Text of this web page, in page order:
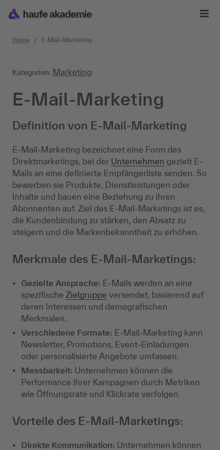
Home E-Mail-Marketing
Kategorien: Marketing
E-Mail-Marketing
Definition von E-Mail-Marketing
E-Mail-Marketing bezeichnet eine Form des
Direktmarketings, bei der Unternehmen gezielt E-
Mails an eine definierte Empfängerliste senden. So
bewerben sie Produkte, Dienstleistungen oder
Inhalte und bauen eine Beziehung zu ihren
Abonnenten auf. Ziel des E-Mail-Marketings ist es,
die Kundenbindung zu stärken, den Absatz zu
steigern und die Markenbekanntheit zu erhöhen.
Merkmale des E-Mail-Marketings:
Gezielte Ansprache: E-Mails werden an eine
spezifische Zielgruppe versendet, basierend auf
deren Interessen und demografischen
Merkmalen.
Verschiedene Formate: E-Mail-Marketing kann
Newsletter, Promotions, Event-Einladungen
oder personalisierte Angebote umfassen.
Messbarkeit: Unternehmen können die
Performance ihrer Kampagnen durch Metriken
wie Öffnungsrate und Klickrate verfolgen.
Vorteile des E-Mail-Marketings:
Direkte Kommunikation: Unternehmen können